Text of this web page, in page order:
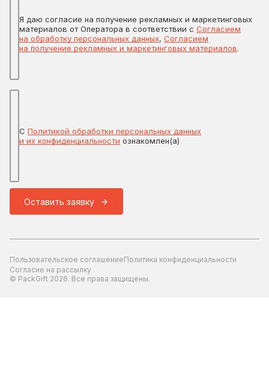
Я даю согласие на получение рекламных и маркетинговых
материалов от Оператора в соответствии с Согласием
на обработку персональных данных, Согласием
на получение рекламных и маркетинговых материалов.
С Политикой обработки персональных данных
и их конфиденциальности ознакомлен(а)
Оставить заявку
Пользовательское соглашениеПолитика конфиденциальности
Согласие на рассылку
© PackGift 2026. Все права защищены.